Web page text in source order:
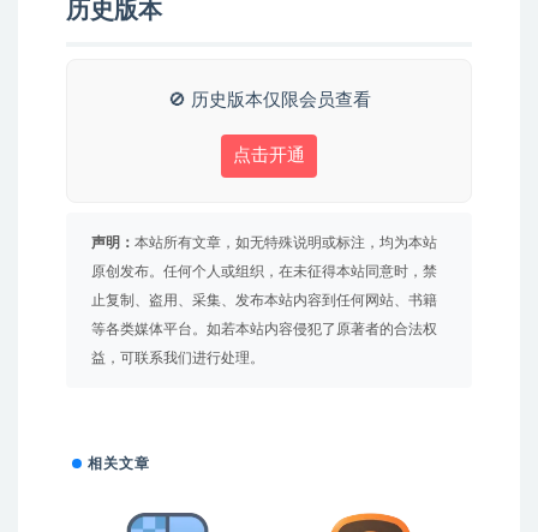
历史版本
🚫 历史版本仅限会员查看
点击开通
声明： 本站所有文章，如无特殊说明或标注，均为本站
原创发布。任何个人或组织，在未征得本站同意时，禁
止复制、盗用、采集、发布本站内容到任何网站、书籍
等各类媒体平台。如若本站内容侵犯了原著者的合法权
益，可联系我们进行处理。
相关文章